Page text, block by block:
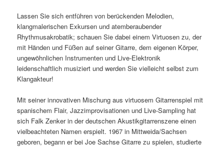
Lassen Sie sich entführen von berückenden Melodien,
klangmalerischen Exkursen und atemberaubender
Rhythmusakrobatik; schauen Sie dabei einem Virtuosen zu, der
mit Händen und Füßen auf seiner Gitarre, dem eigenen Körper,
ungewöhnlichen Instrumenten und Live-Elektronik
leidenschaftlich musiziert und werden Sie vielleicht selbst zum
Klangakteur!
Mit seiner innovativen Mischung aus virtuosem Gitarrenspiel mit
spanischem Flair, Jazzimprovisationen und Live-Sampling hat
sich Falk Zenker in der deutschen Akustikgitarrenszene einen
vielbeachteten Namen erspielt. 1967 in Mittweida/Sachsen
geboren, begann er bei Joe Sachse Gitarre zu spielen, studierte